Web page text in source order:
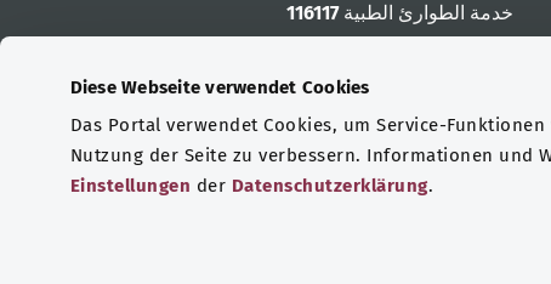
Diese Webseite verwendet Cookies
Das Portal verwendet Cookies, um Service-
Nutzung der Seite zu verbessern. Informationen und
Einstellungen der Datenschutzerklärung.
خدمة الطوارئ الطبية116117